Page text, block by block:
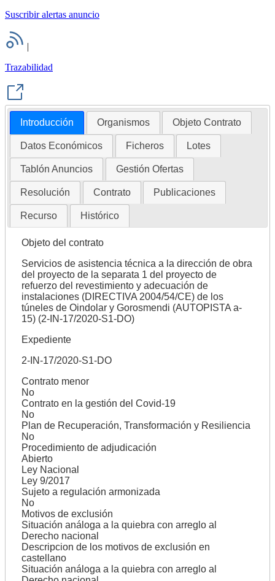
Suscribir alertas anuncio
|
Trazabilidad
Introducción Organismos Objeto Contrato
Datos Económicos Ficheros Lotes
Tablón Anuncios Gestión Ofertas
Resolución Contrato Publicaciones
Recurso Histórico
Objeto del contrato
Servicios de asistencia técnica a la dirección de obra
del proyecto de la separata 1 del proyecto de
refuerzo del revestimiento y adecuación de
instalaciones (DIRECTIVA 2004/54/CE) de los
túneles de Oindolar y Gorosmendi (AUTOPISTA a-
15) (2-IN-17/2020-S1-DO)
Expediente
2-IN-17/2020-S1-DO
Contrato menor
No
Contrato en la gestión del Covid-19
No
Plan de Recuperación, Transformación y Resiliencia
No
Procedimiento de adjudicación
Abierto
Ley Nacional
Ley 9/2017
Sujeto a regulación armonizada
No
Motivos de exclusión
Situación análoga a la quiebra con arreglo al
Derecho nacional
Descripcion de los motivos de exclusión en
castellano
Situación análoga a la quiebra con arreglo al